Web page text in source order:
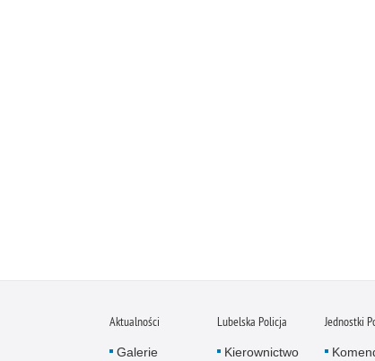
Aktualności
Galerie
Lubelska Policja
Kierownictwo
Jednostki